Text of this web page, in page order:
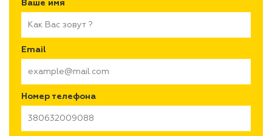
Ваше имя
Email
Номер телефона